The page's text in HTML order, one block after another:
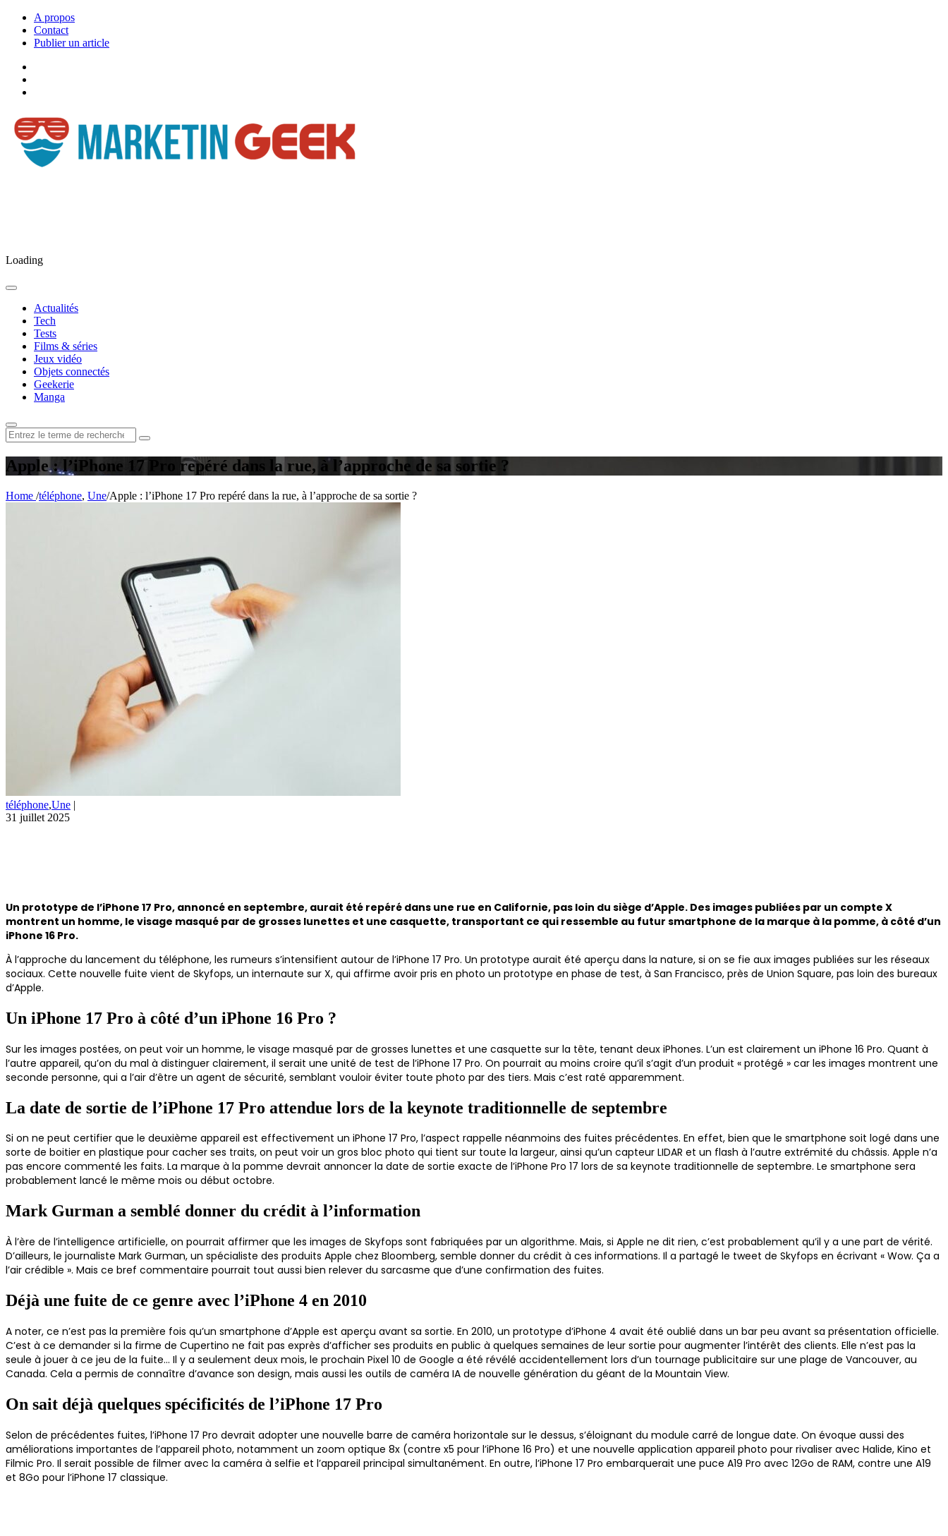
A propos
Contact
Publier un article
Loading
Actualités
Tech
Tests
Films & séries
Jeux vidéo
Objets connectés
Geekerie
Manga
Rechercher
:
Apple : l’iPhone 17 Pro repéré dans la rue, à l’approche de sa sortie ?
Home /téléphone, Une/Apple : l’iPhone 17 Pro repéré dans la rue, à l’approche de sa sortie ?
téléphone,Une |
31 juillet 2025
Un prototype de l’iPhone 17 Pro, annoncé en septembre, aurait été repéré dans une rue en Californie, pas loin du siège d’Apple. Des images publiées par un compte X
montrent un homme, le visage masqué par de grosses lunettes et une casquette, transportant ce qui ressemble au futur smartphone de la marque à la pomme, à côté d’un
iPhone 16 Pro.
À l’approche du lancement du téléphone, les rumeurs s’intensifient autour de l’iPhone 17 Pro. Un prototype aurait été aperçu dans la nature, si on se fie aux images publiées sur les réseaux
sociaux. Cette nouvelle fuite vient de Skyfops, un internaute sur X, qui affirme avoir pris en photo un prototype en phase de test, à San Francisco, près de Union Square, pas loin des bureaux
d’Apple.
Un iPhone 17 Pro à côté d’un iPhone 16 Pro ?
Sur les images postées, on peut voir un homme, le visage masqué par de grosses lunettes et une casquette sur la tête, tenant deux iPhones. L’un est clairement un iPhone 16 Pro. Quant à
l’autre appareil, qu’on du mal à distinguer clairement, il serait une unité de test de l’iPhone 17 Pro. On pourrait au moins croire qu’il s’agit d’un produit « protégé » car les images montrent une
seconde personne, qui a l’air d’être un agent de sécurité, semblant vouloir éviter toute photo par des tiers. Mais c’est raté apparemment.
La date de sortie de l’iPhone 17 Pro attendue lors de la keynote traditionnelle de septembre
Si on ne peut certifier que le deuxième appareil est effectivement un iPhone 17 Pro, l’aspect rappelle néanmoins des fuites précédentes. En effet, bien que le smartphone soit logé dans une
sorte de boitier en plastique pour cacher ses traits, on peut voir un gros bloc photo qui tient sur toute la largeur, ainsi qu’un capteur LIDAR et un flash à l’autre extrémité du châssis. Apple n’a
pas encore commenté les faits. La marque à la pomme devrait annoncer la date de sortie exacte de l’iPhone Pro 17 lors de sa keynote traditionnelle de septembre. Le smartphone sera
probablement lancé le même mois ou début octobre.
Mark Gurman a semblé donner du crédit à l’information
À l’ère de l’intelligence artificielle, on pourrait affirmer que les images de Skyfops sont fabriquées par un algorithme. Mais, si Apple ne dit rien, c’est probablement qu’il y a une part de vérité.
D’ailleurs, le journaliste Mark Gurman, un spécialiste des produits Apple chez Bloomberg, semble donner du crédit à ces informations. Il a partagé le tweet de Skyfops en écrivant « Wow. Ça a
l’air crédible ». Mais ce bref commentaire pourrait tout aussi bien relever du sarcasme que d’une confirmation des fuites.
Déjà une fuite de ce genre avec l’iPhone 4 en 2010
A noter, ce n’est pas la première fois qu’un smartphone d’Apple est aperçu avant sa sortie. En 2010, un prototype d’iPhone 4 avait été oublié dans un bar peu avant sa présentation officielle.
C’est à ce demander si la firme de Cupertino ne fait pas exprès d’afficher ses produits en public à quelques semaines de leur sortie pour augmenter l’intérêt des clients. Elle n’est pas la
seule à jouer à ce jeu de la fuite… Il y a seulement deux mois, le prochain Pixel 10 de Google a été révélé accidentellement lors d’un tournage publicitaire sur une plage de Vancouver, au
Canada. Cela a permis de connaître d’avance son design, mais aussi les outils de caméra IA de nouvelle génération du géant de la Mountain View.
On sait déjà quelques spécificités de l’iPhone 17 Pro
Selon de précédentes fuites, l’iPhone 17 Pro devrait adopter une nouvelle barre de caméra horizontale sur le dessus, s’éloignant du module carré de longue date. On évoque aussi des
améliorations importantes de l’appareil photo, notamment un zoom optique 8x (contre x5 pour l’iPhone 16 Pro) et une nouvelle application appareil photo pour rivaliser avec Halide, Kino et
Filmic Pro. Il serait possible de filmer avec la caméra à selfie et l’appareil principal simultanément. En outre, l’iPhone 17 Pro embarquerait une puce A19 Pro avec 12Go de RAM, contre une A19
et 8Go pour l’iPhone 17 classique.